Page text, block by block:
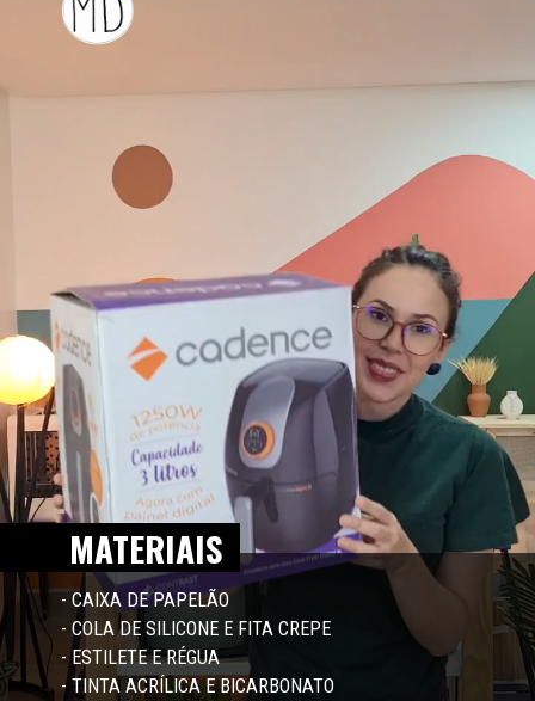
MATERIAIS
- CAIXA DE PAPELÃO
- COLA DE SILICONE E FITA CREPE
- ESTILETE E RÉGUA
- TINTA ACRÍLICA E BICARBONATO